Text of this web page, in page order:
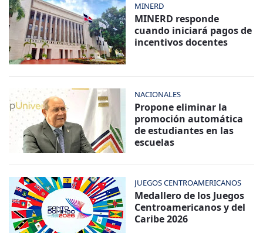
MINERD
MINERD responde
cuando iniciará pagos de
incentivos docentes
NACIONALES
Propone eliminar la
promoción automática
de estudiantes en las
escuelas
JUEGOS CENTROAMERICANOS
Medallero de los Juegos
Centroamericanos y del
Caribe 2026